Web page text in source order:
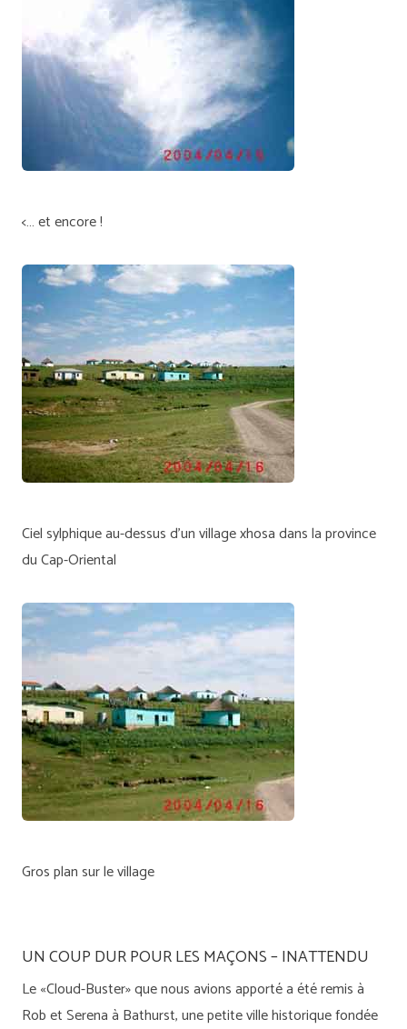
<… et encore !
Ciel sylphique au-dessus d'un village xhosa dans la province
du Cap-Oriental
Gros plan sur le village
UN COUP DUR POUR LES MAÇONS – INATTENDU
Le «Cloud-Buster» que nous avions apporté a été remis à
Rob et Serena à Bathurst, une petite ville historique fondée